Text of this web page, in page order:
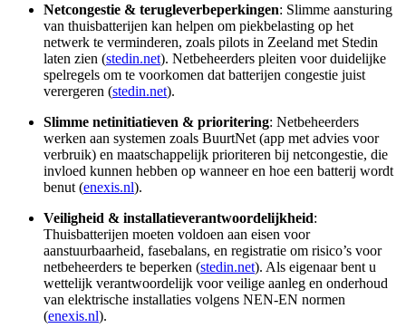
Netcongestie & terugleverbeperkingen: Slimme aansturing
van thuisbatterijen kan helpen om piekbelasting op het
netwerk te verminderen, zoals pilots in Zeeland met Stedin
laten zien (stedin.net). Netbeheerders pleiten voor duidelijke
spelregels om te voorkomen dat batterijen congestie juist
verergeren (stedin.net).
Slimme netinitiatieven & prioritering: Netbeheerders
werken aan systemen zoals BuurtNet (app met advies voor
verbruik) en maatschappelijk prioriteren bij netcongestie, die
invloed kunnen hebben op wanneer en hoe een batterij wordt
benut (enexis.nl).
Veiligheid & installatieverantwoordelijkheid:
Thuisbatterijen moeten voldoen aan eisen voor
aanstuurbaarheid, fasebalans, en registratie om risico’s voor
netbeheerders te beperken (stedin.net). Als eigenaar bent u
wettelijk verantwoordelijk voor veilige aanleg en onderhoud
van elektrische installaties volgens NEN-EN normen
(enexis.nl).